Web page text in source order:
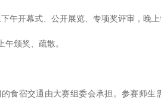
开幕式、公开展览、专项奖评审，晚上
颁奖、疏散。
宿交通由大赛组委会承担。参赛师生